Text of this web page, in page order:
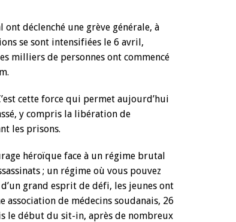
déclenché une grève générale, à
se sont intensifiées le 6 avril,
milliers de personnes ont commencé
cette force qui permet aujourd’hui
y compris la libération de
les prisons.
héroïque face à un régime brutal
; un régime où vous pouvez
grand esprit de défi, les jeunes ont
association de médecins soudanais, 26
le début du sit-in, après de nombreux